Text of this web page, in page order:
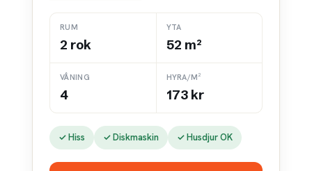
RUM
2 rok
YTA
52 m²
VÅNING
4
HYRA/M²
173 kr
✓ Hiss ✓ Diskmaskin ✓ Husdjur OK